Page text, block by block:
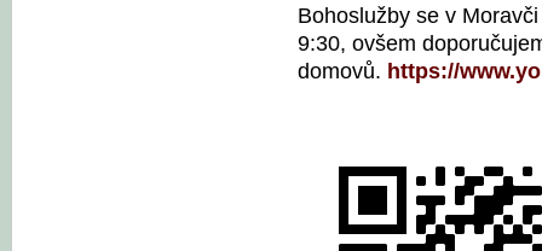
Bohoslužby se v
9:30, ovšem
domovů. https://